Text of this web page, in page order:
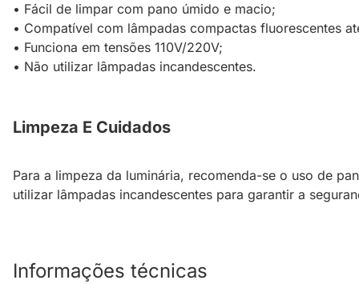
• Fácil de limpar com pano úmido e macio;
• Compatível com lâmpadas compactas fluorescentes
• Funciona em tensões 110V/220V;
• Não utilizar lâmpadas incandescentes.
Limpeza E Cuidados
Para a limpeza da luminária, recomenda-se o uso de
utilizar lâmpadas incandescentes para garantir a
Informações técnicas